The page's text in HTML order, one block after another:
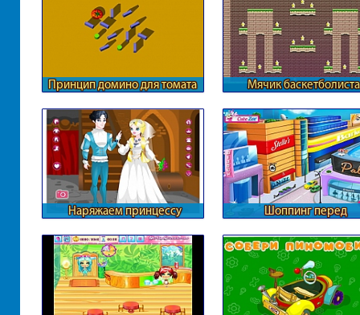
Принцип домино для томата Мячик баскетболиста
Наряжаем принцессу
Шоппинг перед